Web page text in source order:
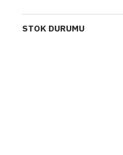
STOK DURUMU